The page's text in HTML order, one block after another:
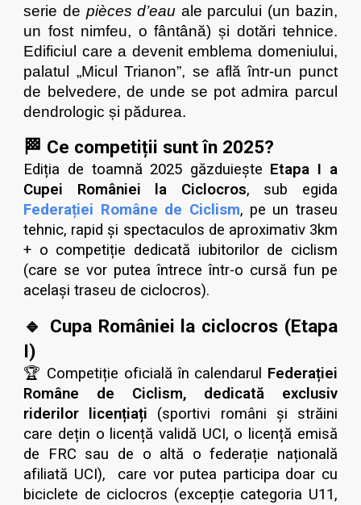
serie de pièces d’eau ale parcului (un bazin,
un fost nimfeu, o fântână) și dotări tehnice.
Edificiul care a devenit emblema domeniului,
palatul „Micul Trianon”, se află într-un punct
de belvedere, de unde se pot admira parcul
dendrologic și pădurea.
🏁 Ce competiții sunt în 2025?
Ediția de toamnă 2025 găzduiește Etapa I a
Cupei României la Ciclocros, sub egida
Federației Române de Ciclism, pe un traseu
tehnic, rapid și spectaculos de aproximativ 3km
+ o competiție dedicată iubitorilor de ciclism
(care se vor putea întrece într-o cursă fun pe
același traseu de ciclocros).
🔹 Cupa României la ciclocros (Etapa
I)
🏆 Competiție oficială în calendarul Federației
Române de Ciclism, dedicată exclusiv
riderilor licențiați (sportivi români și străini
care dețin o licență validă UCI, o licență emisă
de FRC sau de o altă o federație națională
afiliată UCI), care vor putea participa doar cu
biciclete de ciclocros (excepție categoria U11,